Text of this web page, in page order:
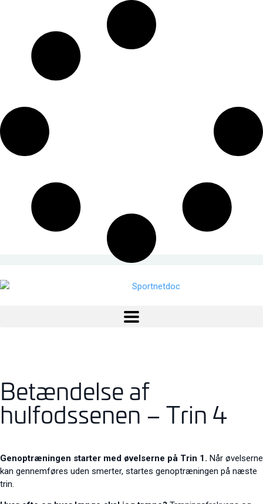
Betændelse af
hulfodssenen – Trin 4
Genoptræningen starter med øvelserne på Trin 1. Når øvelserne
kan gennemføres uden smerter, startes genoptræningen på næste
trin.